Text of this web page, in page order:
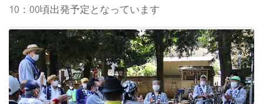
10：00頃出発予定となっています